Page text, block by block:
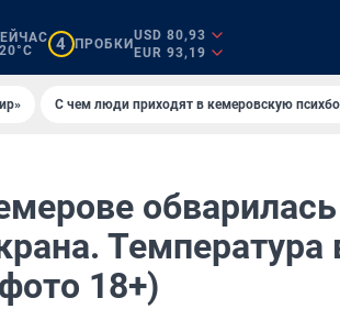
4 ПРОБКИ
USD 80,93
EUR 93,19
С чем люди приходят в кемеровскую
обварилась
18+)